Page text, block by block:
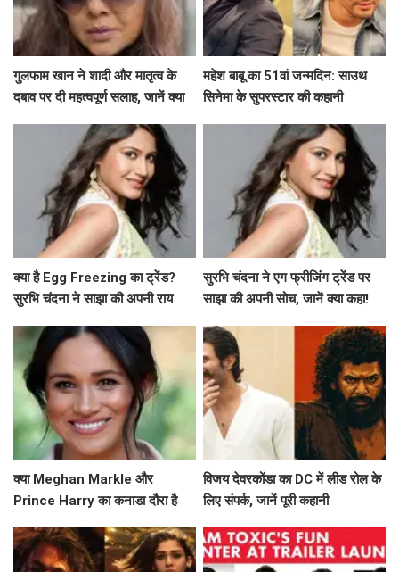
गुलफाम खान ने शादी और मातृत्व के
दबाव पर दी महत्वपूर्ण सलाह, जानें क्या
महेश बाबू का 51वां जन्मदिन: साउथ
सिनेमा के सुपरस्टार की कहानी
क्या है Egg Freezing का ट्रेंड?
सुरभि चंदना ने साझा की अपनी राय
सुरभि चंदना ने एग फ्रीजिंग ट्रेंड पर
साझा की अपनी सोच, जानें क्या कहा!
क्या Meghan Markle और
Prince Harry का कनाडा दौरा है
विजय देवरकोंडा का DC में लीड रोल के
लिए संपर्क, जानें पूरी कहानी